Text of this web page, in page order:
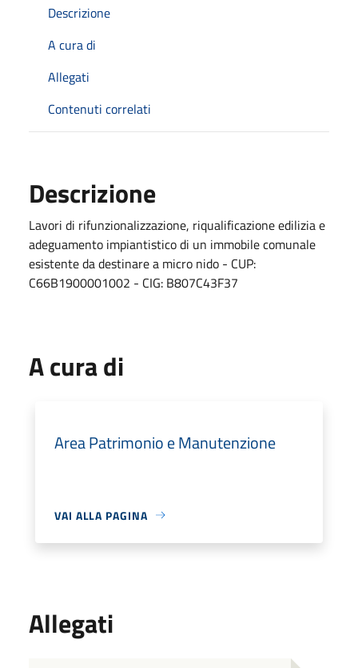
Descrizione
A cura di
Allegati
Contenuti correlati
Descrizione
Lavori di rifunzionalizzazione, riqualificazione edilizia e
adeguamento impiantistico di un immobile comunale
esistente da destinare a micro nido - CUP:
C66B1900001002 - CIG: B807C43F37
A cura di
Area Patrimonio e Manutenzione
VAI ALLA PAGINA
Allegati